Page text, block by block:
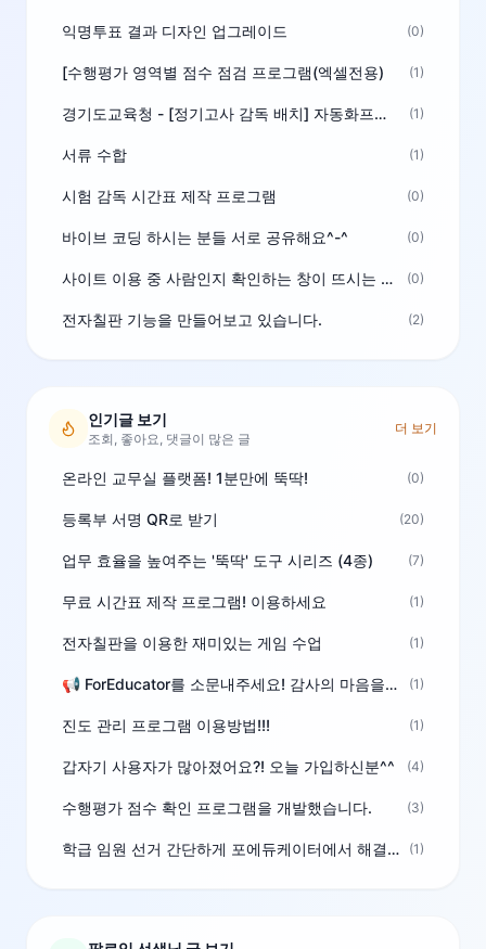
익명투표 결과 디자인 업그레이드 (0)
[수행평가 영역별 점수 점검 프로그램(엑셀전용) (1)
경기도교육청 - [정기고사 감독 배치] 자동화프로그램 보급 (1)
서류 수합 (1)
시험 감독 시간표 제작 프로그램 (0)
바이브 코딩 하시는 분들 서로 공유해요^-^ (0)
사이트 이용 중 사람인지 확인하는 창이 뜨시는 분은 알려주세요 (0)
전자칠판 기능을 만들어보고 있습니다. (2)
인기글 보기
조회, 좋아요, 댓글이 많은 글
더 보기
온라인 교무실 플랫폼! 1분만에 뚝딱! (0)
등록부 서명 QR로 받기 (20)
업무 효율을 높여주는 '뚝딱' 도구 시리즈 (4종) (7)
무료 시간표 제작 프로그램! 이용하세요 (1)
전자칠판을 이용한 재미있는 게임 수업 (1)
📢 ForEducator를 소문내주세요! 감사의 마음을 담은 포인트 선물 (1)
진도 관리 프로그램 이용방법!!! (1)
갑자기 사용자가 많아졌어요?! 오늘 가입하신분^^ (4)
수행평가 점수 확인 프로그램을 개발했습니다. (3)
학급 임원 선거 간단하게 포에듀케이터에서 해결하세요! (1)